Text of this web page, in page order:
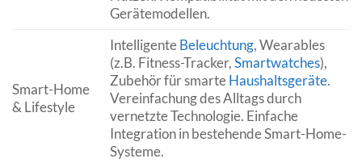
Gerätemodellen.
Smart-Home
& Lifestyle
IntelligenteBeleuchtung, Wearables
(z.B. Fitness-Tracker,Smartwatches),
Zubehör für smarteHaushaltsgeräte.
Vereinfachung des Alltags durch
vernetzte Technologie. Einfache
Integration in bestehende Smart-Home-
Systeme.